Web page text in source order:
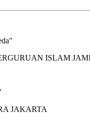
ISLAM
JAKARTA